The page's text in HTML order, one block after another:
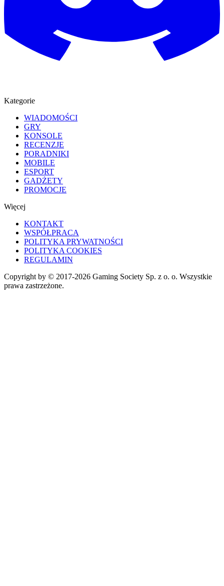
Kategorie
WIADOMOŚCI
GRY
KONSOLE
RECENZJE
PORADNIKI
MOBILE
ESPORT
GADŻETY
PROMOCJE
Więcej
KONTAKT
WSPÓŁPRACA
POLITYKA PRYWATNOŚCI
POLITYKA COOKIES
REGULAMIN
Copyright by © 2017-2026 Gaming Society Sp. z o. o. Wszystkie
prawa zastrzeżone.